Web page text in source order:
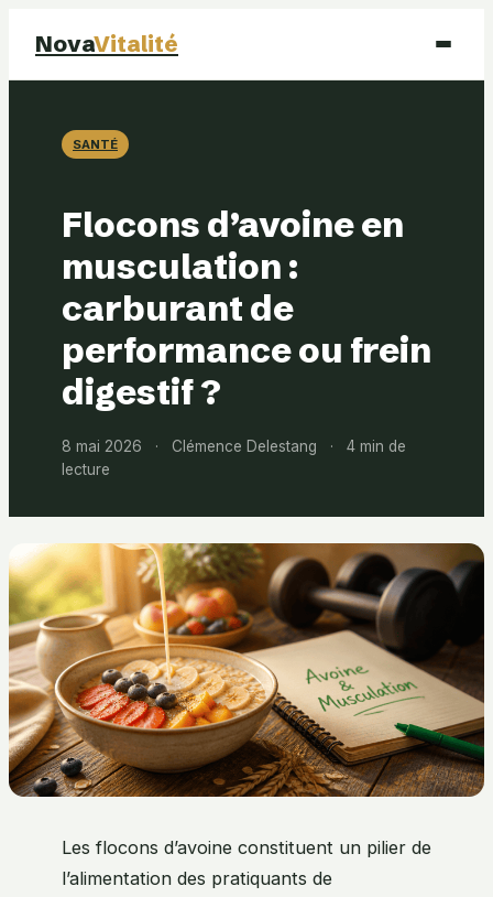
NovaVitalité
Santé
Bien-être
SANTÉ
Flocons d’avoine en
musculation :
carburant de
performance ou frein
digestif ?
8 mai 2026 · Clémence Delestang ·
4 min de
lecture
Les flocons d’avoine constituent un pilier de
l’alimentation des pratiquants de